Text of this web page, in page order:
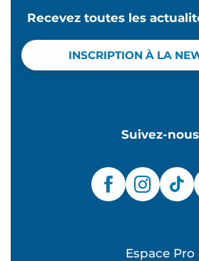
Recevez toutes les
INSCRIPTION À LA
Suivez-nous
Espace Pro